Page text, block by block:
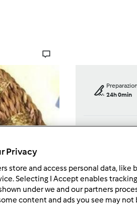
24h 0min
porzione/
Privacy
store and access personal data, like
Selecting I Accept enables
under we and our partners
content and ads you see may not